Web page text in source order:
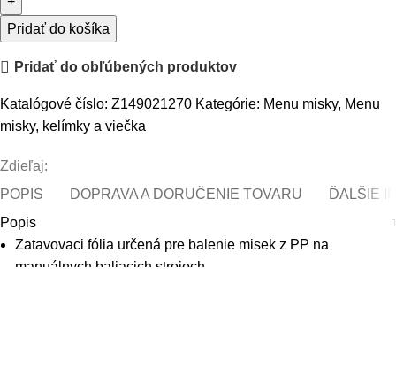
Pridať do košíka
Pridať do obľúbených produktov
Katalógové číslo: Z149021270 Kategórie: Menu misky, Menu
misky, kelímky a viečka
Zdieľaj:
POPIS
DOPRAVA A DORUČENIE TOVARU
ĎALŠIE
Popis
Zatavovaci fólia určená pre balenie misek z PP na
manuálnych baliacich strojoch.